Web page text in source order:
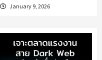
January 9, 2026